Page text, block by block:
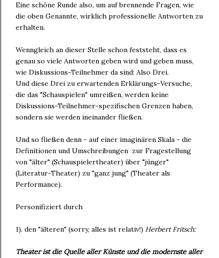
Eine schöne Runde also, um auf brennende Fragen, wie
die oben Genannte, wirklich professionelle Antworten zu
erhalten.
Wenngleich an dieser Stelle schon feststeht, dass es
genau so viele Antworten geben wird und geben muss,
wie Diskussions-Teilnehmer da sind: Also Drei.
Und diese Drei zu erwartenden Erklärungs-Versuche,
die das "Schauspielen" umreißen, werden keine
Diskussions-Teilnehmer-spezifischen Grenzen haben,
sondern sie werden ineinander fließen.
Und so fließen denn - auf einer imaginären Skala - die
Definitionen und Umschreibungen zur Fragestellung
von "älter" (Schauspielertheater) über "jünger"
(Literatur-Theater) zu "ganz jung" (Theater als
Performance).
Personifiziert durch
1). den "älteren" (sorry, alles ist relativ!) Herbert Fritsch:
Theater ist die Quelle aller Künste und die modernste aller